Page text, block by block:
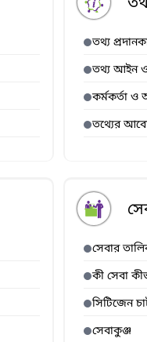
তথ্য
তথ্য আইন ও
কর্মকর্তা ও
তথ্যের
সেবার
কী সেবা
সিটিজেন
সেবাকুঞ্জ